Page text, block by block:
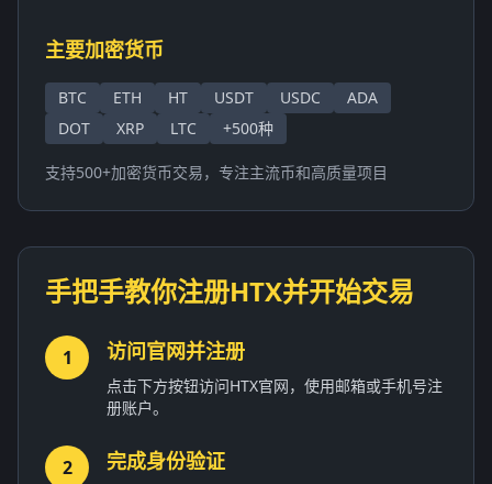
主要加密货币
BTC ETH HT USDT USDC
ADA
DOT
XRP LTC +500种
支持500+加密货币交易，专注主流币和高质量项目
手把手教你注册HTX并开始交易
1 访问官网并注册
点击下方按钮访问HTX官网，使用邮箱或手机号注
册账户。
2 完成身份验证